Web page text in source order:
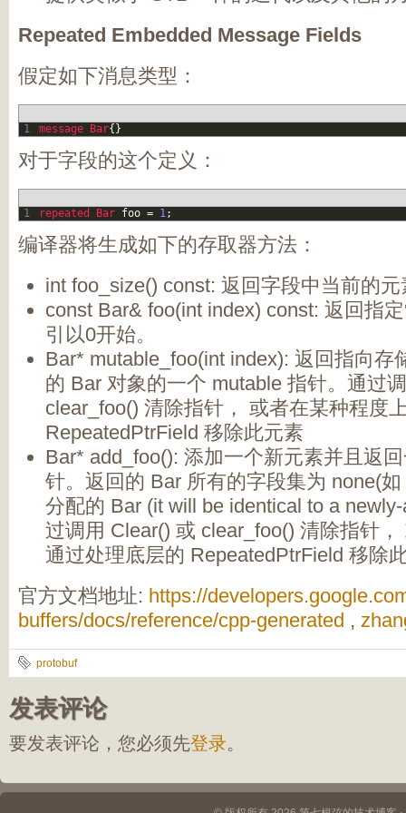
Repeated Embedded Message Fields
假定如下消息类型：
1 message Bar{ }
对于字段的这个定义：
1 repeated Bar foo = 1;
编译器将生成如下的存取器方法：
int foo_size() const: 返回字段中当前的
const Bar& foo(int index) const: 返回指
引以0开始。
Bar* mutable_foo(int index): 返回指向存
的 Bar 对象的一个 mutable 指针。通过
clear_foo() 清除指针， 或者在某种程度
RepeatedPtrField 移除此元素
Bar* add_foo(): 添加一个新元素并且返
针。返回的 Bar 所有的字段集为 none(
分配的 Bar (it will be identical to a
过调用 Clear() 或 clear_foo() 清除指针
通过处理底层的 RepeatedPtrField 移除
官方文档地址: https://
buffers/docs/reference/cpp-generated ,
protobuf
发表评论
要发表评论，您必须先登录。